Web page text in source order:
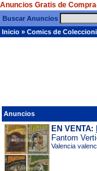
Anuncios Gratis de
Buscar Anuncios
Inicio » Comics de
Anuncios
EN VENTA:
Fantom
Valencia